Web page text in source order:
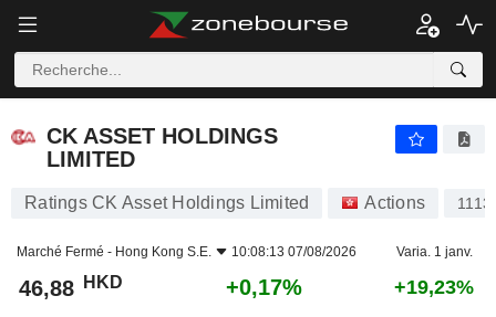
CK ASSET HOLDINGS
LIMITED
Ratings CK Asset Holdings Limited Actions 1113
Marché Fermé - Hong Kong S.E. 10:08:13 07/08/2026 Varia. 1 janv.
46,88 HKD +0,17% +19,23%